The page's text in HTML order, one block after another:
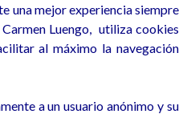
una mejor experiencia siempre
Luengo, utiliza cookies
al máximo la navegación
a un usuario anónimo y su